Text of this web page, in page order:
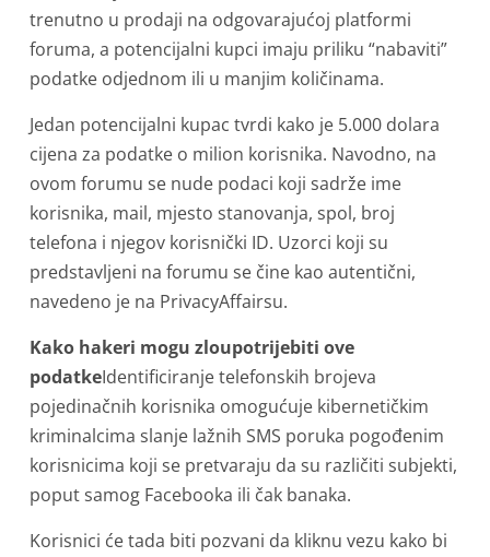
trenutno u prodaji na odgovarajućoj platformi
foruma, a potencijalni kupci imaju priliku “nabaviti”
podatke odjednom ili u manjim količinama.
Jedan potencijalni kupac tvrdi kako je 5.000 dolara
cijena za podatke o milion korisnika. Navodno, na
ovom forumu se nude podaci koji sadrže ime
korisnika, mail, mjesto stanovanja, spol, broj
telefona i njegov korisnički ID. Uzorci koji su
predstavljeni na forumu se čine kao autentični,
navedeno je na PrivacyAffairsu.
Kako hakeri mogu zloupotrijebiti ove
podatkeIdentificiranje telefonskih brojeva
pojedinačnih korisnika omogućuje kibernetičkim
kriminalcima slanje lažnih SMS poruka pogođenim
korisnicima koji se pretvaraju da su različiti subjekti,
poput samog Facebooka ili čak banaka.
Korisnici će tada biti pozvani da kliknu vezu kako bi